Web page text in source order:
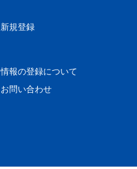
新規登録
情報の登録について
お問い合わせ